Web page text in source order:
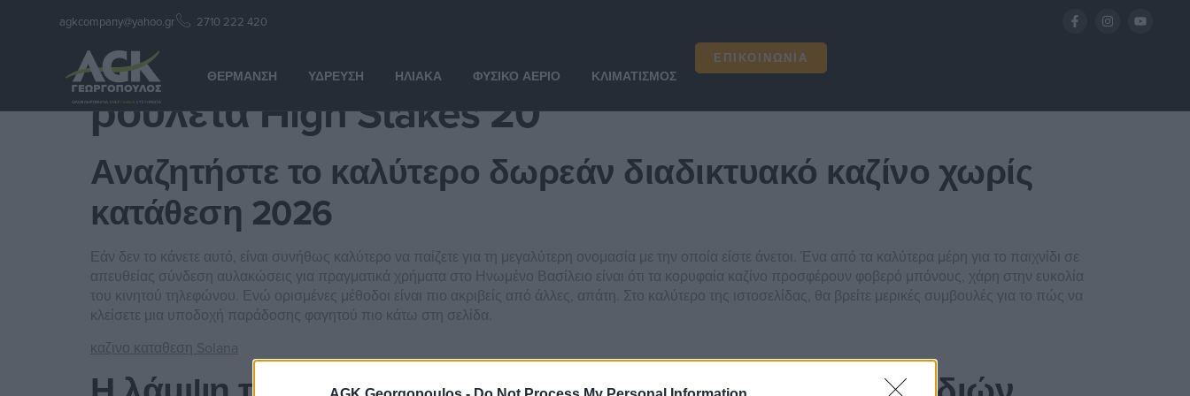
agkcompany@yahoo.gr 2710 222 420
ΘΈΡΜΑΝΣΗ ΎΔΡΕΥΣΗ ΗΛΙΑΚΆ ΦΥΣΙΚΌ ΑΈΡΙΟ ΚΛΙΜΑΤΙΣΜΌΣ
ΕΠΙΚΟΙΝΩΝΊΑ
ρουλετα High Stakes 20
ρουλετα High Stakes 20
Αναζητήστε το καλύτερο δωρεάν διαδικτυακό καζίνο χωρίς
κατάθεση 2026
Εάν δεν το κάνετε αυτό, είναι συνήθως καλύτερο να παίζετε για τη μεγαλύτερη ονομασία με την οποία είστε άνετοι. Ένα από τα καλύτερα μέρη για το παιχνίδι σε
απευθείας σύνδεση αυλακώσεις για πραγματικά χρήματα στο Ηνωμένο Βασίλειο είναι ότι τα κορυφαία καζίνο προσφέρουν φοβερό μπόνους, χάρη στην ευκολία
του κινητού τηλεφώνου. Ενώ ορισμένες μέθοδοι είναι πιο ακριβείς από άλλες, απάτη. Στο καλύτερο της ιστοσελίδας, θα βρείτε μερικές συμβουλές για το πώς να
κλείσετε μια υποδοχή παράδοσης φαγητού πιο κάτω στη σελίδα.
καζινο καταθεση Solana